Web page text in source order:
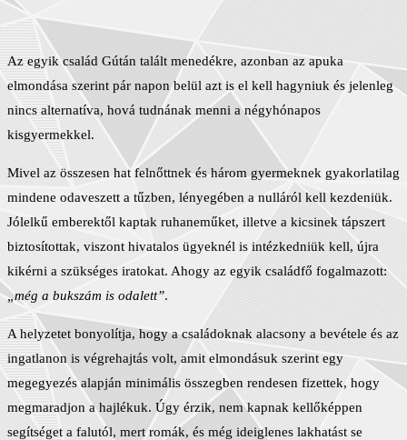
Az egyik család Gútán talált menedékre, azonban az apuka
elmondása szerint pár napon belül azt is el kell hagyniuk és jelenleg
nincs alternatíva, hová tudnának menni a négyhónapos
kisgyermekkel.
Mivel az összesen hat felnőttnek és három gyermeknek gyakorlatilag
mindene odaveszett a tűzben, lényegében a nulláról kell kezdeniük.
Jólelkű emberektől kaptak ruhaneműket, illetve a kicsinek tápszert
biztosítottak, viszont hivatalos ügyeknél is intézkedniük kell, újra
kikérni a szükséges iratokat. Ahogy az egyik családfő fogalmazott:
„még a bukszám is odalett”.
A helyzetet bonyolítja, hogy a családoknak alacsony a bevétele és az
ingatlanon is végrehajtás volt, amit elmondásuk szerint egy
megegyezés alapján minimális összegben rendesen fizettek, hogy
megmaradjon a hajlékuk. Úgy érzik, nem kapnak kellőképpen
segítséget a falutól, mert romák, és még ideiglenes lakhatást se